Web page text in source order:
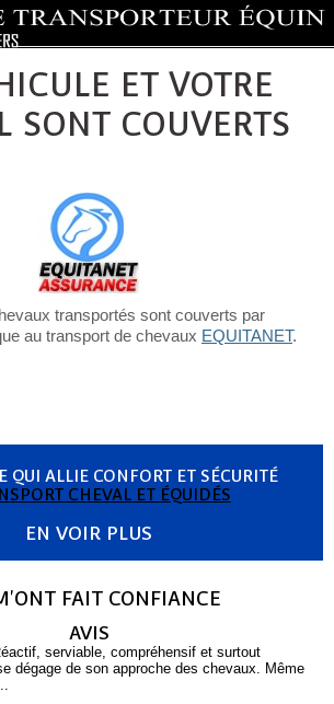
.
ET VOTRE
SONT COUVERTS
au transport de chevaux EQUITANET.
QUI ALLIE CONFORT ET SÉCURITÉ
EN VOIR PLUS
FAIT CONFIANCE
AVIS
serviable, compréhensif et surtout
dégage de son approche des chevaux. Même